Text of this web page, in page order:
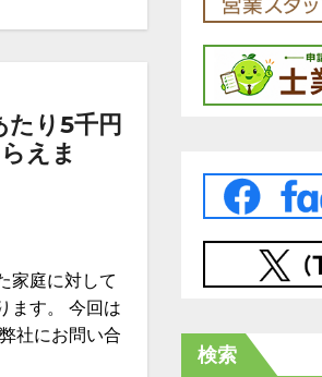
たり5千円
えま
家庭に対して
ます。 今回は
社にお問い合
検索